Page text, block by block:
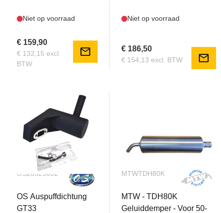
Niet op voorraad
€ 159,90
€ 132,15 excl.
BTW
mail
Niet op voorraad
€ 186,50
€ 154,13 excl. BTW mail
OS28325002
OS Auspuffdichtung
GT33
MTWTDH80K
MTW - TDH80K
Geluiddemper - Voor 50-